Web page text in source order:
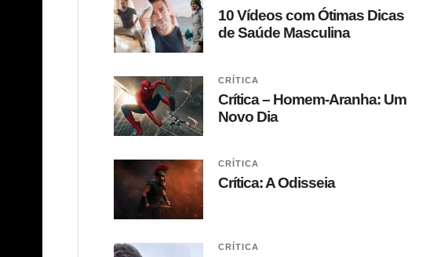
10 Vídeos com Ótimas Dicas
de Saúde Masculina
CRÍTICA
Crítica – Homem-Aranha: Um
Novo Dia
CRÍTICA
Crítica: A Odisseia
CRÍTICA